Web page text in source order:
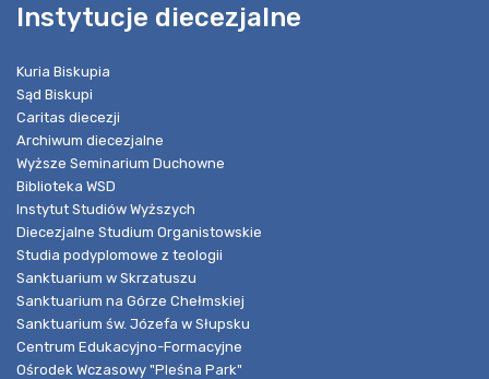
Instytucje diecezjalne
Kuria Biskupia
Sąd Biskupi
Caritas diecezji
Archiwum diecezjalne
Wyższe Seminarium Duchowne
Biblioteka WSD
Instytut Studiów Wyższych
Diecezjalne Studium Organistowskie
Studia podyplomowe z teologii
Sanktuarium w Skrzatuszu
Sanktuarium na Górze Chełmskiej
Sanktuarium św. Józefa w Słupsku
Centrum Edukacyjno-Formacyjne
Ośrodek Wczasowy "Pleśna Park"